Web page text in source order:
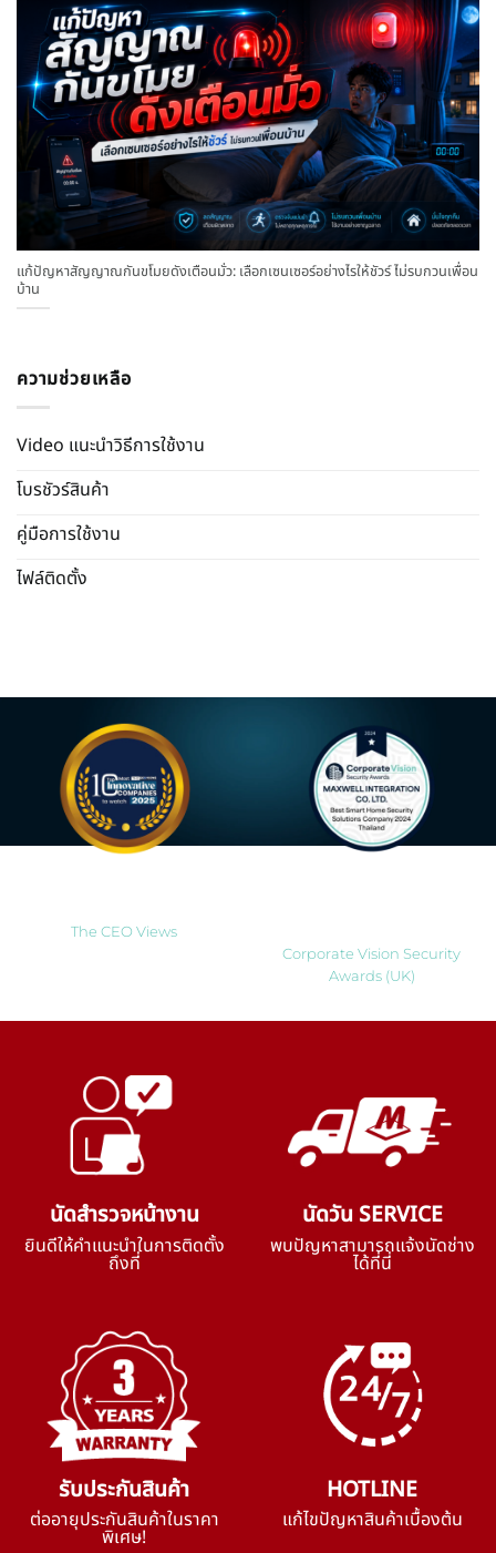
แก้ปัญหาสัญญาณกันขโมยดังเตือนมั่ว: เลือกเซนเซอร์อย่างไรให้ชัวร์ ไม่รบกวนเพื่อน
บ้าน
ความช่วยเหลือ
Video แนะนำวิธีการใช้งาน
โบรชัวร์สินค้า
คู่มือการใช้งาน
ไฟล์ติดตั้ง
The CEO Views
Corporate Vision Security
Awards (UK)
นัดสำรวจหน้างาน
ยินดีให้คำแนะนำในการติดตั้ง
ถึงที่
นัดวัน SERVICE
พบปัญหาสามารถแจ้งนัดช่าง
ได้ที่นี่
รับประกันสินค้า
ต่ออายุประกันสินค้าในราคา
พิเศษ!
HOTLINE
แก้ไขปัญหาสินค้าเบื้องต้น